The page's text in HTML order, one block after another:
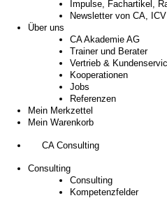
Impulse, Fachartikel,
Newsletter von CA,
Über uns
CA Akademie AG
Trainer und Berater
Vertrieb &
Kooperationen
Jobs
Referenzen
Mein Merkzettel
Mein Warenkorb
CA Consulting
Consulting
Consulting
Kompetenzfelder